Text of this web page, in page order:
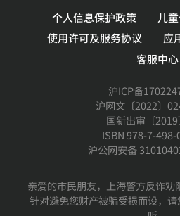
个人信息保护政策
儿
使用许可及服务协议
应
客服中心
沪ICP备
沪网文〔2022〕
国新出审〔
ISBN 978-7-498-
沪公网安备
亲爱的市民朋友，上海警方反诈
针对避免您财产被骗受损而设，